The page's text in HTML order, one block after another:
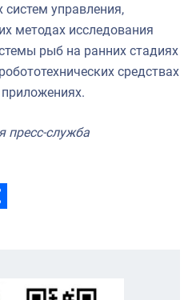
управления,
методах исследования
рыб на ранних стадиях
средствах
пресс-служба